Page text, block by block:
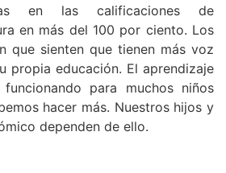
en las calificaciones de
en más del 100 por ciento. Los
que sienten que tienen más voz
propia educación. El aprendizaje
para muchos niños
hacer más. Nuestros hijos y
dependen de ello.